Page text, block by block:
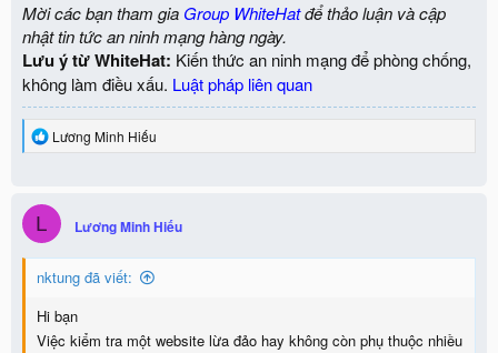
Mời các bạn tham gia Group WhiteHatđể thảo luận và cập
nhật tin tức an ninh mạng hàng ngày.
Lưu ý từ WhiteHat: Kiến thức an ninh mạng để phòng chống,
không làm điều xấu. Luật pháp liên quan
R
t
o
n
s
Lương Minh Hiếu
L Lương Minh Hiếu
nktung đã viết:
Hi bạn
Việc kiểm tra một website lừa đảo hay không còn phụ thuộc nhiều